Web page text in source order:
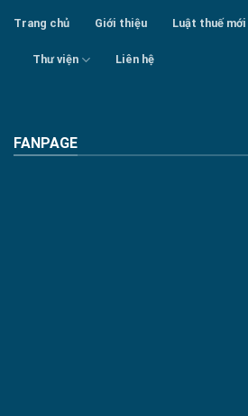
Trang chủ Giới thiệu Luật thuế mới
Thư viện Liên hệ
FANPAGE